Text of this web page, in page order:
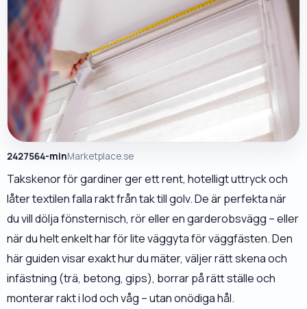
2427564-minMarketplace.se
Takskenor för gardiner ger ett rent, hotelligt uttryck och
låter textilen falla rakt från tak till golv. De är perfekta när
du vill dölja fönsternisch, rör eller en garderobsvägg – eller
när du helt enkelt har för lite väggyta för väggfästen. Den
här guiden visar exakt hur du mäter, väljer rätt skena och
infästning (trä, betong, gips), borrar på rätt ställe och
monterar rakt i lod och våg – utan onödiga hål.